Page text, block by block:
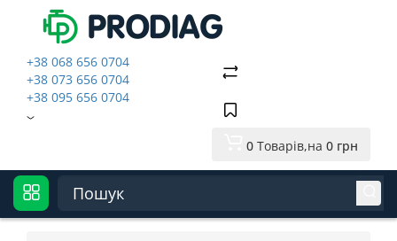
+38 068 656 0704
+38 073 656 0704
+38 095 656 0704
0 Товарів,на 0 грн